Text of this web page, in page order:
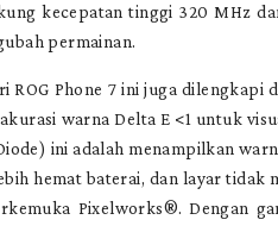
kecepatan tinggi 320 MHz
permainan.
Phone 7 ini juga dilengkapi
warna Delta E <1 untuk
ini adalah menampilkan
hemat baterai, dan layar tidak
Pixelworks®. Dengan